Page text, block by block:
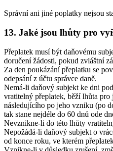
Správní ani jiné poplatky nejsou
13. Jaké jsou lhůty pro
Přeplatek musí být daňovému
doručení žádosti, pokud zvláštní
Za den poukázání přeplatku se
odepsání z účtu správce daně.
Nemá-li daňový subjekt ke dni
vratitelný přeplatek, běží lhůta pro
následujícího po jeho vzniku (po
tak stane nejdéle do 60 dnů ode
Nevznikne-li do této lhůty
Nepožádá-li daňový subjekt o
od konce roku, ve kterém